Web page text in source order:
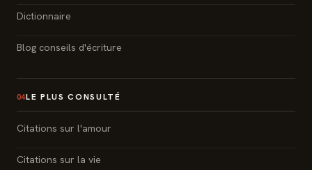
Dictionnaire
Blog conseils d'écriture
04LE PLUS CONSULTÉ
Citations sur l'amour
Citations sur la vie